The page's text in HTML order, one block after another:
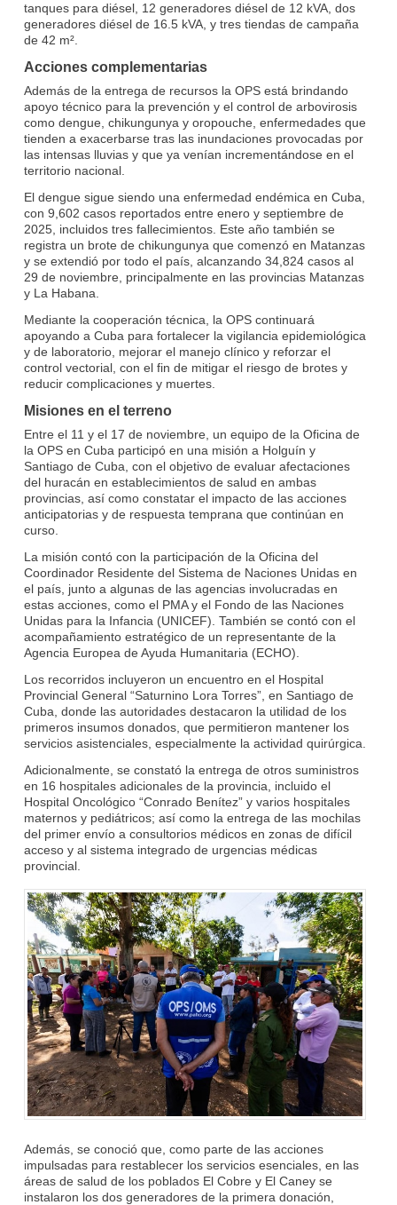
tanques para diésel, 12 generadores diésel de 12 kVA, dos
generadores diésel de 16.5 kVA, y tres tiendas de campaña
de 42 m².
Acciones complementarias
Además de la entrega de recursos la OPS está brindando
apoyo técnico para la prevención y el control de arbovirosis
como dengue, chikungunya y oropouche, enfermedades que
tienden a exacerbarse tras las inundaciones provocadas por
las intensas lluvias y que ya venían incrementándose en el
territorio nacional.
El dengue sigue siendo una enfermedad endémica en Cuba,
con 9,602 casos reportados entre enero y septiembre de
2025, incluidos tres fallecimientos. Este año también se
registra un brote de chikungunya que comenzó en Matanzas
y se extendió por todo el país, alcanzando 34,824 casos al
29 de noviembre, principalmente en las provincias Matanzas
y La Habana.
Mediante la cooperación técnica, la OPS continuará
apoyando a Cuba para fortalecer la vigilancia epidemiológica
y de laboratorio, mejorar el manejo clínico y reforzar el
control vectorial, con el fin de mitigar el riesgo de brotes y
reducir complicaciones y muertes.
Misiones en el terreno
Entre el 11 y el 17 de noviembre, un equipo de la Oficina de
la OPS en Cuba participó en una misión a Holguín y
Santiago de Cuba, con el objetivo de evaluar afectaciones
del huracán en establecimientos de salud en ambas
provincias, así como constatar el impacto de las acciones
anticipatorias y de respuesta temprana que continúan en
curso.
La misión contó con la participación de la Oficina del
Coordinador Residente del Sistema de Naciones Unidas en
el país, junto a algunas de las agencias involucradas en
estas acciones, como el PMA y el Fondo de las Naciones
Unidas para la Infancia (UNICEF). También se contó con el
acompañamiento estratégico de un representante de la
Agencia Europea de Ayuda Humanitaria (ECHO).
Los recorridos incluyeron un encuentro en el Hospital
Provincial General “Saturnino Lora Torres”, en Santiago de
Cuba, donde las autoridades destacaron la utilidad de los
primeros insumos donados, que permitieron mantener los
servicios asistenciales, especialmente la actividad quirúrgica.
Adicionalmente, se constató la entrega de otros suministros
en 16 hospitales adicionales de la provincia, incluido el
Hospital Oncológico “Conrado Benítez” y varios hospitales
maternos y pediátricos; así como la entrega de las mochilas
del primer envío a consultorios médicos en zonas de difícil
acceso y al sistema integrado de urgencias médicas
provincial.
Además, se conoció que, como parte de las acciones
impulsadas para restablecer los servicios esenciales, en las
áreas de salud de los poblados El Cobre y El Caney se
instalaron los dos generadores de la primera donación,